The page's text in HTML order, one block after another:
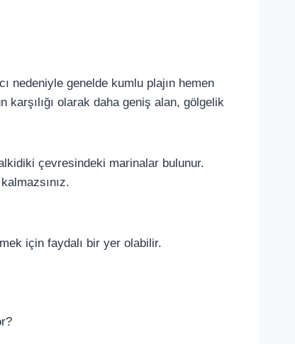
nedeniyle genelde kumlu plajın hemen
olarak daha geniş alan, gölgelik
çevresindeki marinalar bulunur.
için faydalı bir yer olabilir.